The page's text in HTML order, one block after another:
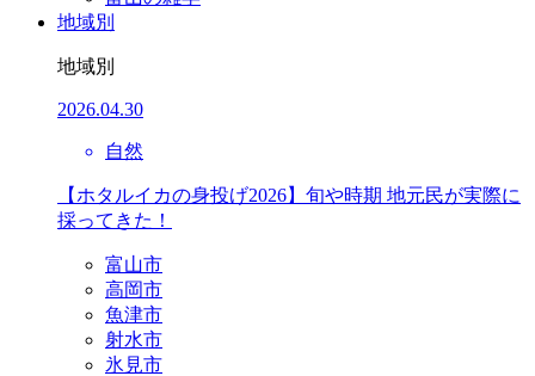
地域別
地域別
2026.04.30
自然
【ホタルイカの身投げ2026】旬や時期 地元民が実際に
採ってきた！
富山市
高岡市
魚津市
射水市
氷見市